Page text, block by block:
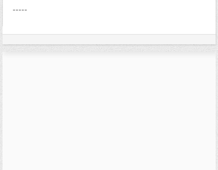
-----